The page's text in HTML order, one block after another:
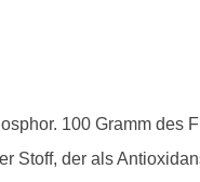
100 Gramm des
Stoff, der als